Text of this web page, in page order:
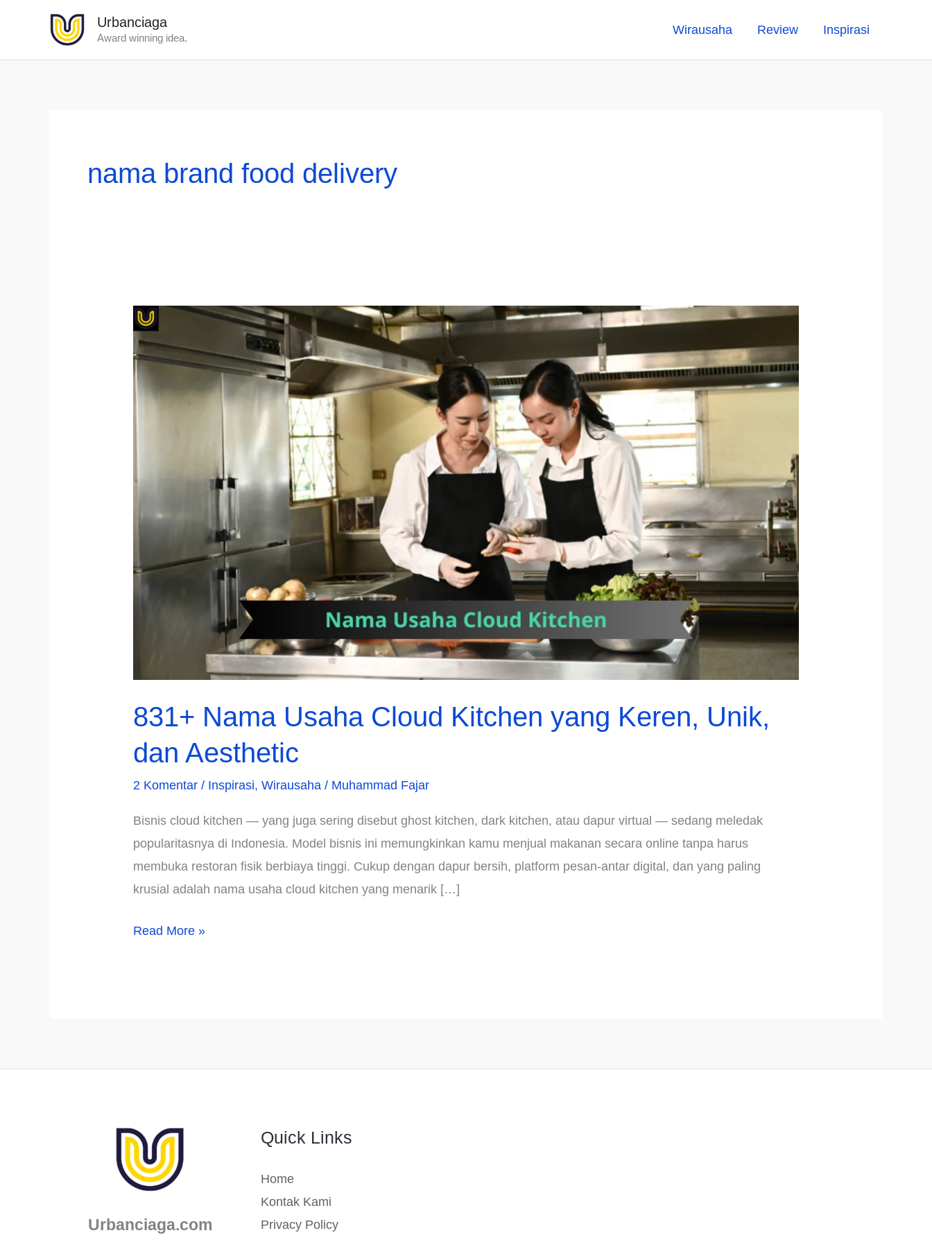
konten
Urbanciaga
Award winning idea.
Wirausaha Review Inspirasi
nama brand food delivery
831+ Nama Usaha Cloud Kitchen yang Keren, Unik,
dan Aesthetic
2 Komentar / Inspirasi,Wirausaha / Muhammad Fajar
Bisnis cloud kitchen — yang juga sering disebut ghost kitchen, dark kitchen, atau dapur virtual — sedang meledak
popularitasnya di Indonesia. Model bisnis ini memungkinkan kamu menjual makanan secara online tanpa harus
membuka restoran fisik berbiaya tinggi. Cukup dengan dapur bersih, platform pesan-antar digital, dan yang paling
krusial adalah nama usaha cloud kitchen yang menarik […]
831+
Keren,
Aesthetic
Read More »
Urbanciaga.com
Quick Links
Home
Kontak Kami
Privacy Policy